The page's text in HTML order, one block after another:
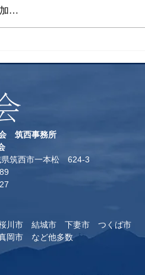
加…
川市 結城市 下妻市 つくば市
岡市 など他多数
筑西事務所
筑西市一本松 624-3